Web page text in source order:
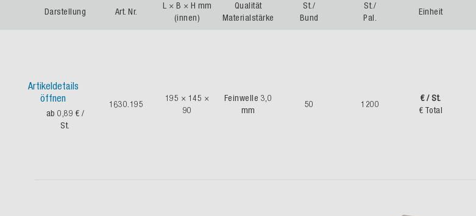
Darstellung Art. Nr.
L × B × H mm
(innen)
Qualität
Materialstärke
St./
Bund
St./
Pal.
Einheit
Artikeldetails
öffnen
ab 0,89 € /
St.
1630.195
195 × 145 ×
90
Feinwelle 3,0
mm
50 1200
€ / St.
€ Total